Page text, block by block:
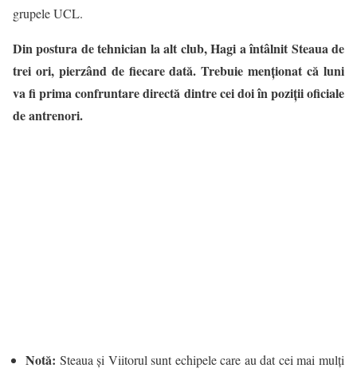
grupele UCL.
Din postura de tehnician la alt club, Hagi a întâlnit Steaua de
trei ori, pierzând de fiecare dată. Trebuie menţionat că luni
va fi prima confruntare directă dintre cei doi în poziții oficiale
de antrenori.
Notă: Steaua şi Viitorul sunt echipele care au dat cei mai mulţi